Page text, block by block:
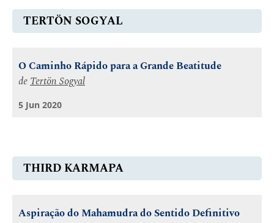
TERTÖN SOGYAL
O Caminho Rápido para a Grande Beatitude
deTertön Sogyal
5 Jun 2020
THIRD KARMAPA
Aspiração do Mahamudra do Sentido Definitivo